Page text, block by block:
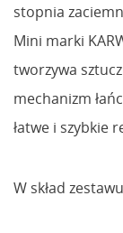
stopnia
Mini marki
tworzywa
mechanizm
łatwe i szybkie
W skład